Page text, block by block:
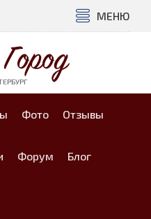
МЕНЮ
Фото Отзывы
Форум Блог